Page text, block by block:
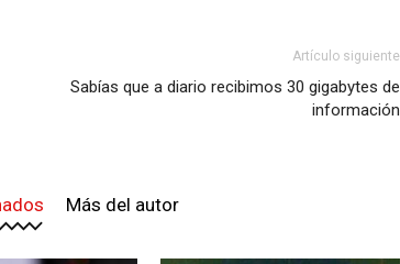
Artículo siguiente
Sabías que a diario recibimos 30 gigabytes de
información
Más del autor